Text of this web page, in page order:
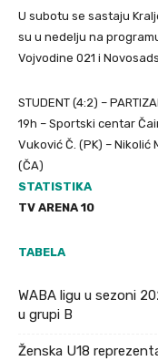
U subotu se sastaju
su u nedelju na
Vojvodine 021 i
STUDENT (4:2) –
19h – Sportski centar
Vuković Č. (PK) – Nikolić
(ČA)
STATISTIKA
TV ARENA 10
TABELA
WABA ligu u sezoni
u grupi B
Ženska U18